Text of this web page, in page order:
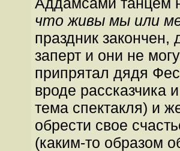
что живы мы или
праздник закончен,
заперт и они не
припрятал дядя
вроде рассказчика
тема спектакля) и
обрести свое
(каким-то образом